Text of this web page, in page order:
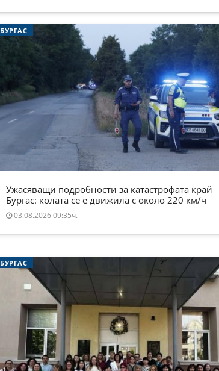
БУРГАС
Ужасяващи подробности за катастрофата край
Бургас: колата се е движила с около 220 км/ч
03.08.2026 09:35ч.
БУРГАС